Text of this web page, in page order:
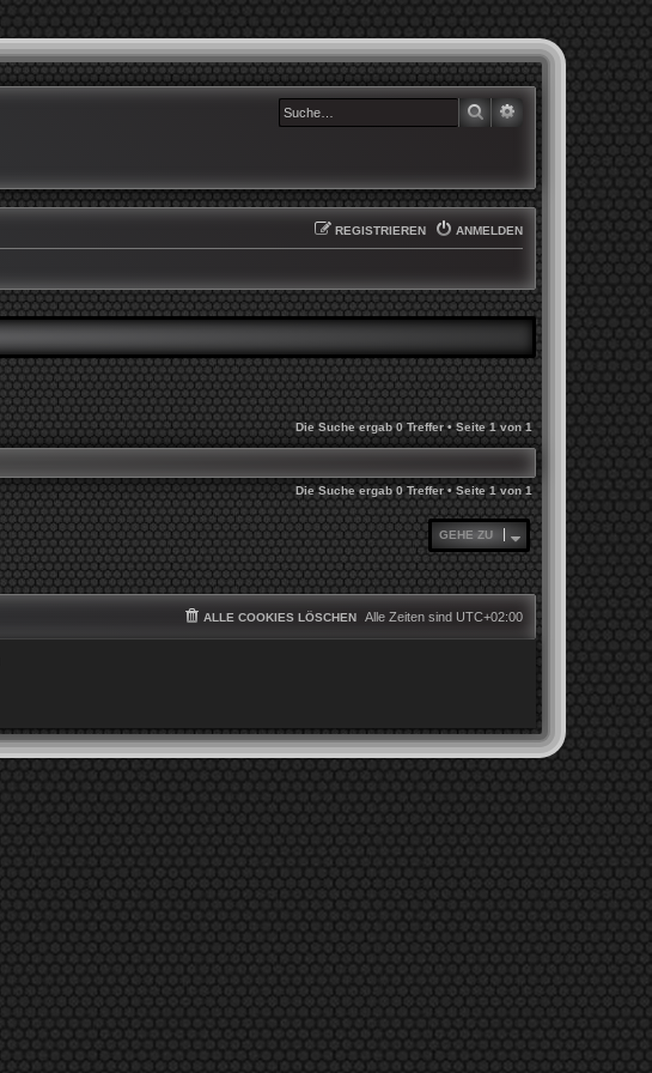
SUCHE
ANMELDEN
REGISTRIEREN
Die Suche ergab 0 Treffer • Seite1 von1
Die Suche ergab 0 Treffer • Seite1von1
GEHE ZU
Alle Zeiten sind UTC+02:00
ALLE COOKIES LÖSCHEN